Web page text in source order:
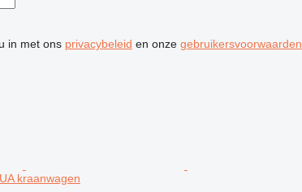
in met ons privacybeleid en onze gebruikersvoorwaarden
kraanwagen